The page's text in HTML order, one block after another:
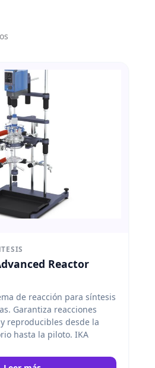
Reactor
de reacción para síntesis
Garantiza reacciones
reproducibles desde la
hasta la piloto. IKA